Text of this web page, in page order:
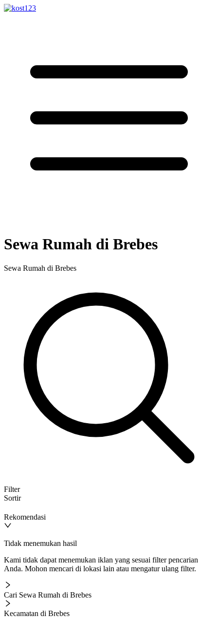
Sewa Rumah di Brebes
Sewa Rumah di Brebes
Filter
Sortir
Rekomendasi
Tidak menemukan hasil
Kami tidak dapat menemukan iklan yang sesuai filter pencarian
Anda. Mohon mencari di lokasi lain atau mengatur ulang filter.
Cari Sewa Rumah di Brebes
Kecamatan di Brebes